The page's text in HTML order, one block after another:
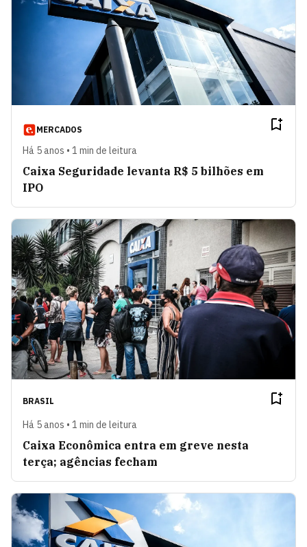
MERCADOS
Há 5 anos • 1 min de leitura
Caixa Seguridade levanta R$ 5 bilhões em
IPO
BRASIL
Há 5 anos • 1 min de leitura
Caixa Econômica entra em greve nesta
terça; agências fecham